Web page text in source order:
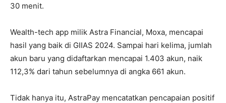
30 menit.
Wealth-tech app milik Astra Financial, Moxa, mencapai
hasil yang baik di GIIAS 2024. Sampai hari kelima, jumlah
akun baru yang didaftarkan mencapai 1.403 akun, naik
112,3% dari tahun sebelumnya di angka 661 akun.
Tidak hanya itu, AstraPay mencatatkan pencapaian positif